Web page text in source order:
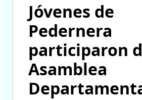
Jóvenes de
Pedernera
participaron
Asamblea